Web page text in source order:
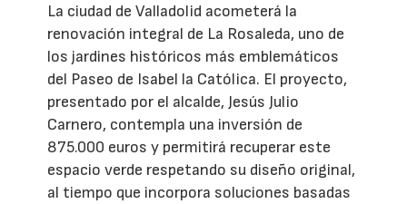
La ciudad de Valladolid acometerá la
renovación integral de La Rosaleda, uno de
los jardines históricos más emblemáticos
del Paseo de Isabel la Católica. El proyecto,
presentado por el alcalde, Jesús Julio
Carnero, contempla una inversión de
875.000 euros y permitirá recuperar este
espacio verde respetando su diseño original,
al tiempo que incorpora soluciones basadas